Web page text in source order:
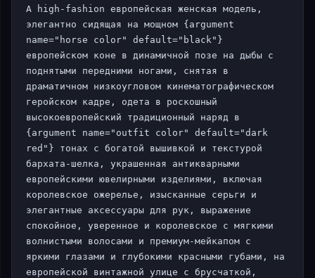
A high-fashion европейская женская модель,
элегантно сидящая на мощном {argument
name="horse color" default="black"}
европейском коне в динамичной позе на дыбы с
поднятыми передними ногами, снятая в
драматичном низкоугловом кинематографическом
геройском кадре, одета в роскошный
высокоевропейский традиционный наряд в
{argument name="outfit color" default="dark
red"} тонах с богатой вышивкой и текстурой
бархата-шелка, украшенная антикварными
европейскими ювелирными изделиями, включая
королевское ожерелье, изысканные серьги и
элегантные аксессуары для рук, выражение
спокойное, уверенное и королевское с мягкими
волнистыми волосами и премиум-мейкапом с
яркими глазами и глубокими красными губами, на
европейской винтажной улице с брусчаткой,